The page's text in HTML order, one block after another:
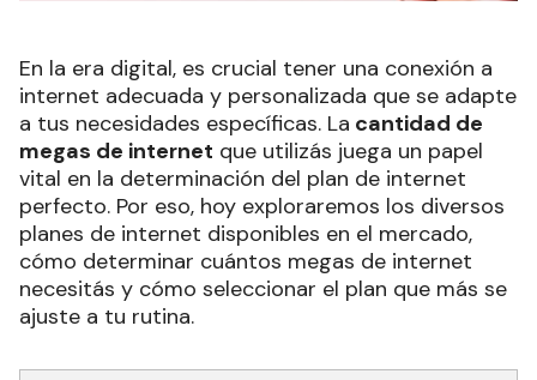
En la era digital, es crucial tener una conexión a
internet adecuada y personalizada que se adapte
a tus necesidades específicas. La cantidad de
megas de internet que utilizás juega un papel
vital en la determinación del plan de internet
perfecto. Por eso, hoy exploraremos los diversos
planes de internet disponibles en el mercado,
cómo determinar cuántos megas de internet
necesitás y cómo seleccionar el plan que más se
ajuste a tu rutina.